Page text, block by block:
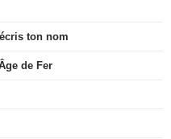
ton nom
de Fer